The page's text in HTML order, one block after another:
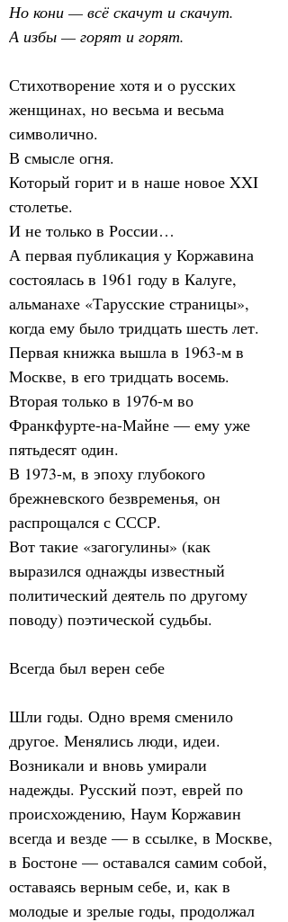
Но кони — всё скачут и скачут.
А избы — горят и горят.
Стихотворение хотя и о русских
женщинах, но весьма и весьма
символично.
В смысле огня.
Который горит и в наше новое XXI
столетье.
И не только в России…
А первая публикация у Коржавина
состоялась в 1961 году в Калуге,
альманахе «Тарусские страницы»,
когда ему было тридцать шесть лет.
Первая книжка вышла в 1963-м в
Москве, в его тридцать восемь.
Вторая только в 1976-м во
Франкфурте-на-Майне — ему уже
пятьдесят один.
В 1973-м, в эпоху глубокого
брежневского безвременья, он
распрощался с СССР.
Вот такие «загогулины» (как
выразился однажды известный
политический деятель по другому
поводу) поэтической судьбы.
Всегда был верен себе
Шли годы. Одно время сменило
другое. Менялись люди, идеи.
Возникали и вновь умирали
надежды. Русский поэт, еврей по
происхождению, Наум Коржавин
всегда и везде — в ссылке, в Москве,
в Бостоне — оставался самим собой,
оставаясь верным себе, и, как в
молодые и зрелые годы, продолжал